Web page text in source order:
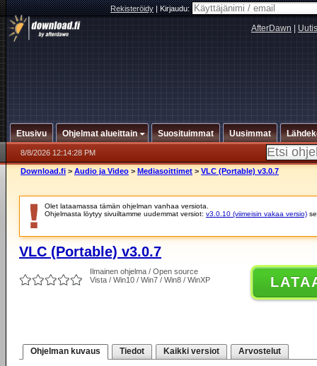
Rekisteröidy|Kirjaudu:
AfterDawn
Etusivu Ohjelmat alueittain Suosituimmat Uusimmat
8/8/2026 12:14:28 PM
Download.fi > Audio ja Video > Mediasoittimet > VLC (Portable) v3.0.7
Olet lataamassa tämän ohjelman vanhaa versiota.
Ohjelmasta löytyy sivuiltamme uudemmat versiot: v3.0.10 (viimeisin vakaa versio)
VLC (Portable) v3.0.7
Ilmainen ohjelma / Open source
Vista / Win10 / Win7 / Win8 / WinXP
Ohjelman kuvaus Tiedot Kaikki versiot Arvostelut